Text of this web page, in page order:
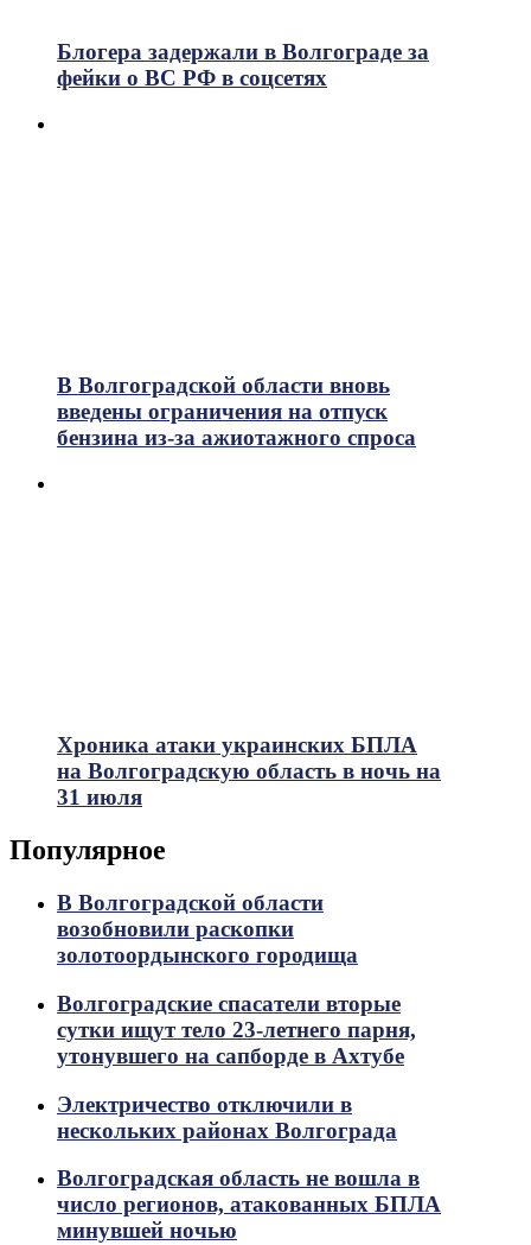
Блогера задержали в Волгограде за
фейки о ВС РФ в соцсетях
В Волгоградской области вновь
введены ограничения на отпуск
бензина из-за ажиотажного спроса
Хроника атаки украинских БПЛА
на Волгоградскую область в ночь на
31 июля
Популярное
В Волгоградской области
возобновили раскопки
золотоордынского городища
Волгоградские спасатели вторые
сутки ищут тело 23-летнего парня,
утонувшего на сапборде в Ахтубе
Электричество отключили в
нескольких районах Волгограда
Волгоградская область не вошла в
число регионов, атакованных БПЛА
минувшей ночью